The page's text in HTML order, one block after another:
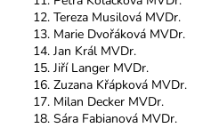
Tereza Musilová MVDr.
Marie Dvořáková MVDr.
Jan Král MVDr.
Jiří Langer MVDr.
Zuzana Křápková MVDr.
Milan Decker MVDr.
Sára Fabianová MVDr.